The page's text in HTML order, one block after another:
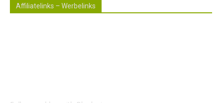
Affiliatelinks – Werbelinks